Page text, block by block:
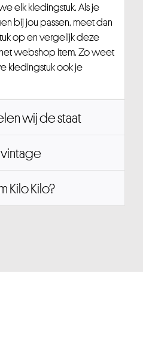
elk kledingstuk. Als je
bij jou passen, meet dan
op en vergelijk deze
webshop item. Zo weet
kledingstuk ook je
wij de staat
vintage
Kilo Kilo?